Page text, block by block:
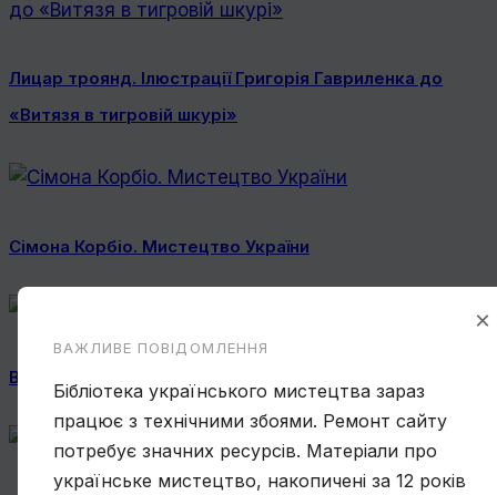
Лицар троянд. Ілюстрації Григорія Гавриленка до
«Витязя в тигровій шкурі»
Сімона Корбіо. Мистецтво України
Василь Овчинников. Спогад про Мексику
×
ВАЖЛИВЕ ПОВІДОМЛЕННЯ
Бібліотека українського мистецтва зараз
працює з технічними збоями. Ремонт сайту
потребує значних ресурсів. Матеріали про
українське мистецтво, накопичені за 12 років